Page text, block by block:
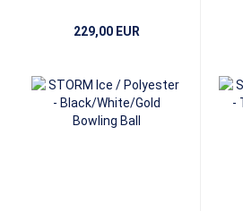
229,00 EUR